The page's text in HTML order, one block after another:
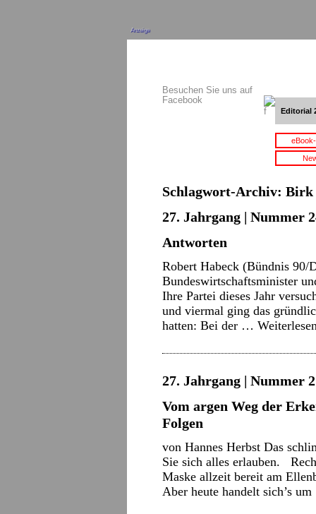
Anzeige
Besuchen Sie uns auf
Facebook
Editorial
Schlagwort-Archiv: Birk
27. Jahrgang | Nummer
Antworten
Robert Habeck (Bündnis 90/
Bundeswirtschaftsminister
Ihre Partei dieses Jahr
und viermal ging das
hatten: Bei der …
27. Jahrgang | Nummer
Vom argen Weg der
Folgen
von Hannes Herbst Das
Sie sich alles erlauben.
Maske allzeit bereit am
Aber heute handelt sich’s